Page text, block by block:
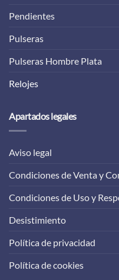
Pendientes
Pulseras
Pulseras Hombre Plata
Relojes
Apartados legales
Aviso legal
Condiciones de Venta y
Condiciones de Uso y
Desistimiento
Política de privacidad
Política de cookies